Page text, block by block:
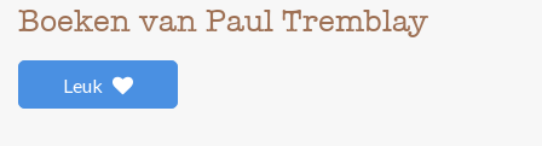
Boeken van Paul Tremblay
Leuk